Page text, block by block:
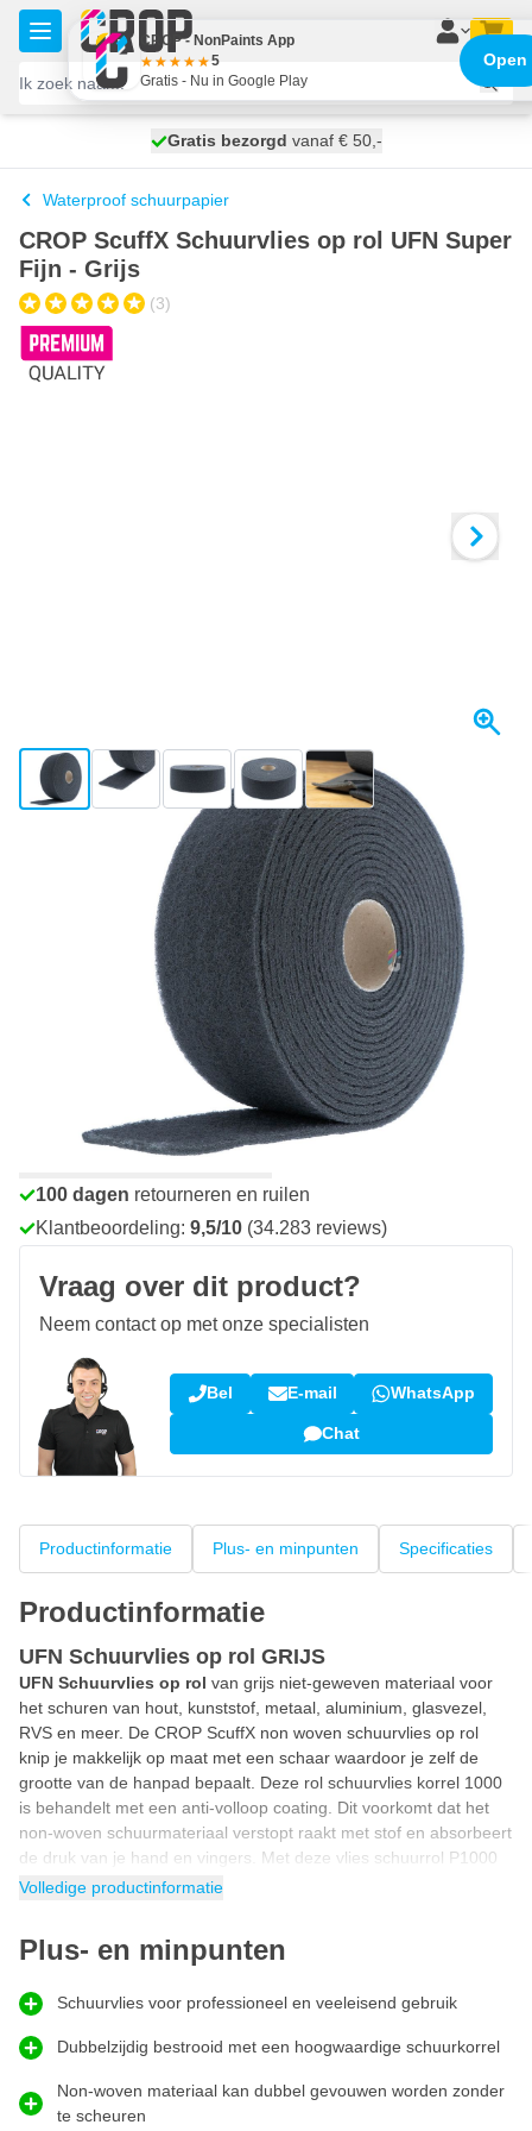
Ga naar de inhoud
morgen bezorgd
Gratis bezorgd vanaf € 50,-
100 dagen
Waterproof schuurpapier
CROP ScuffX Schuurvlies op rol UFN Super
Fijn - Grijs
(3)
View larger imageView larger imageView larger imageView larger imageView larger image
+2
CROP ScuffX Schuurvlies op rol UFN Super Fijn - Grijs
incl. BTW
In mijn winkelwagen
Voor 23:59 uur besteld,morgen bezorgd
Gratis bezorgdvanaf € 50,-
100 dagen retourneren en ruilen
Klantbeoordeling: 9,5/10 (34.283 reviews)
Vraag over dit product?
Neem contact op met onze specialisten
Bel E-mail WhatsApp
Chat
Productinformatie Plus- en minpunten Specificaties
Productinformatie
UFN Schuurvlies op rol GRIJS
UFN Schuurvlies op rol van grijs niet-geweven materiaal voor
het schuren van hout, kunststof, metaal, aluminium, glasvezel,
RVS en meer. De CROP ScuffX non woven schuurvlies op rol
knip je makkelijk op maat met een schaar waardoor je zelf de
grootte van de hanpad bepaalt. Deze rol schuurvlies korrel 1000
is behandelt met een anti-volloop coating. Dit voorkomt dat het
non-woven schuurmateriaal verstopt raakt met stof en absorbeert
de druk van je hand en vingers. Met deze vlies schuurrol P1000
kan je professioneel wetsanden, kanten, hoeken, gaten en
Wil jij rondingen schuren zodat ook ronde vormen mooi
geschuurd kunnen worden? Deze UFN schuurvlies op rol van
CROP past zich door het non-woven materiaal aan naar het
schuren oppervlak waardoor rondingen ook mooi gematteerd
kunnen worden. Hierdoor bereik je met dit CROP schuurvlies
Volledige productinformatie
Plus- en minpunten
Schuurvlies voor professioneel en veeleisend gebruik
Dubbelzijdig bestrooid met een hoogwaardige schuurkorrel
Non-woven materiaal kan dubbel gevouwen worden zonder
te scheuren
CROP - NonPaints App
5
Gratis - Nu in Google Play
Open